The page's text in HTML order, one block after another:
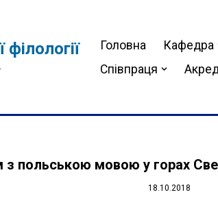
Головна Кафедра
Співпраця
польською мовою у горах
18.10.2018